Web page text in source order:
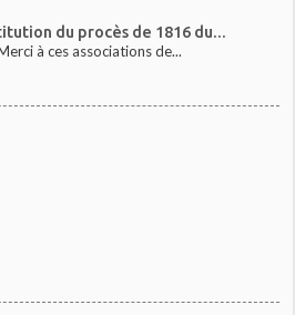
du procès de 1816 du...
à ces associations de...